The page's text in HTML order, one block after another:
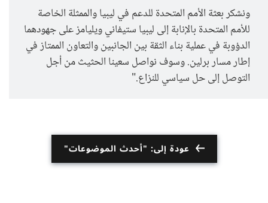
ونشكر بعثة الأمم المتحدة للدعم في ليبيا والممثلة الخاصة
للأمم المتحدة بالإنابة إلى ليبيا ستيفاني ويليامز على جهودهما
الدؤوبة في عملية بناء الثقة بين الجانبين والتعاون الممتاز في
إطار مسار برلين. وسوف نواصل سعينا الحثيث من أجل
التوصل إلى حل سياسي للنزاع."
عودة إلى: "أحدث الموضوعات"